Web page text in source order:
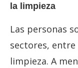
la limpieza
Las personas
sectores,
limpieza. A